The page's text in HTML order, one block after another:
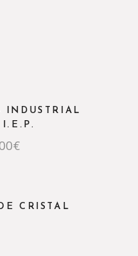
INDUSTRIAL
I.E.P.
€
CRISTAL